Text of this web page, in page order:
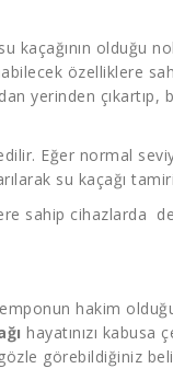
olduğu
özelliklere
yerinden çıkartıp,
Eğer normal
su kaçağı tamiri
sahip cihazlarda
hakim
hayatınızı kabusa
görebildiğiniz